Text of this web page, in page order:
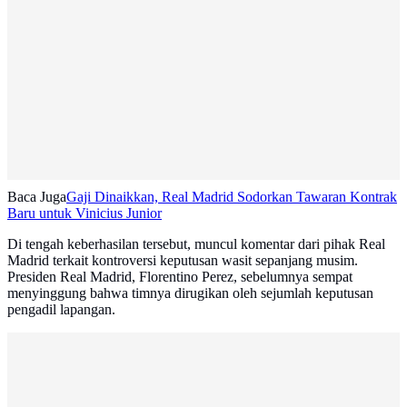
Baca JugaGaji Dinaikkan, Real Madrid Sodorkan Tawaran Kontrak
Baru untuk Vinicius Junior
Di tengah keberhasilan tersebut, muncul komentar dari pihak Real
Madrid terkait kontroversi keputusan wasit sepanjang musim.
Presiden Real Madrid, Florentino Perez, sebelumnya sempat
menyinggung bahwa timnya dirugikan oleh sejumlah keputusan
pengadil lapangan.